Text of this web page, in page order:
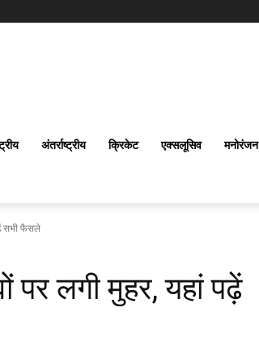
अंतर्राष्‍ट्रीय क्रिकेट एक्सलूसिव मनोरंजन
सभी फैसले
पर लगी मुहर, यहां पढ़ें